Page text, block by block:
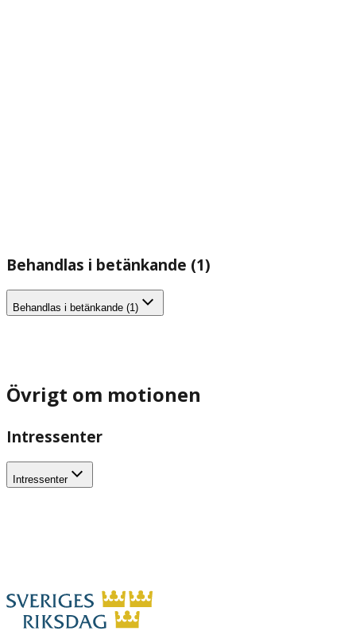
Behandlas i betänkande (1)
Behandlas i betänkande (1)
Övrigt om motionen
Intressenter
Intressenter